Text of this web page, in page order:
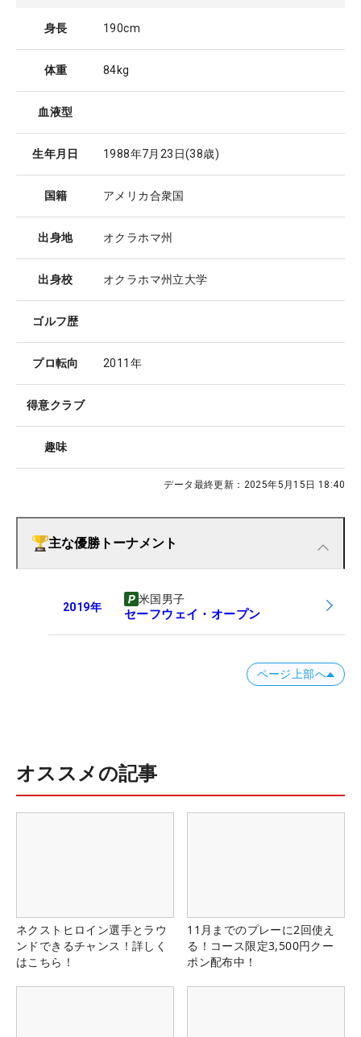
身長 190cm
体重 84kg
血液型
生年月日 1988年7月23日(38歳)
国籍 アメリカ合衆国
出身地 オクラホマ州
出身校 オクラホマ州立大学
ゴルフ歴
プロ転向 2011年
得意クラブ
趣味
データ最終更新： 2025年5月15日 18:40
主な優勝トーナメント
2019年
米国男子
セーフウェイ・オープン
ページ上部へ
オススメの記事
ネクストヒロイン選手とラウ
ンドできるチャンス！詳しく
はこちら！
11月までのプレーに2回使え
る！コース限定3,500円クー
ポン配布中！